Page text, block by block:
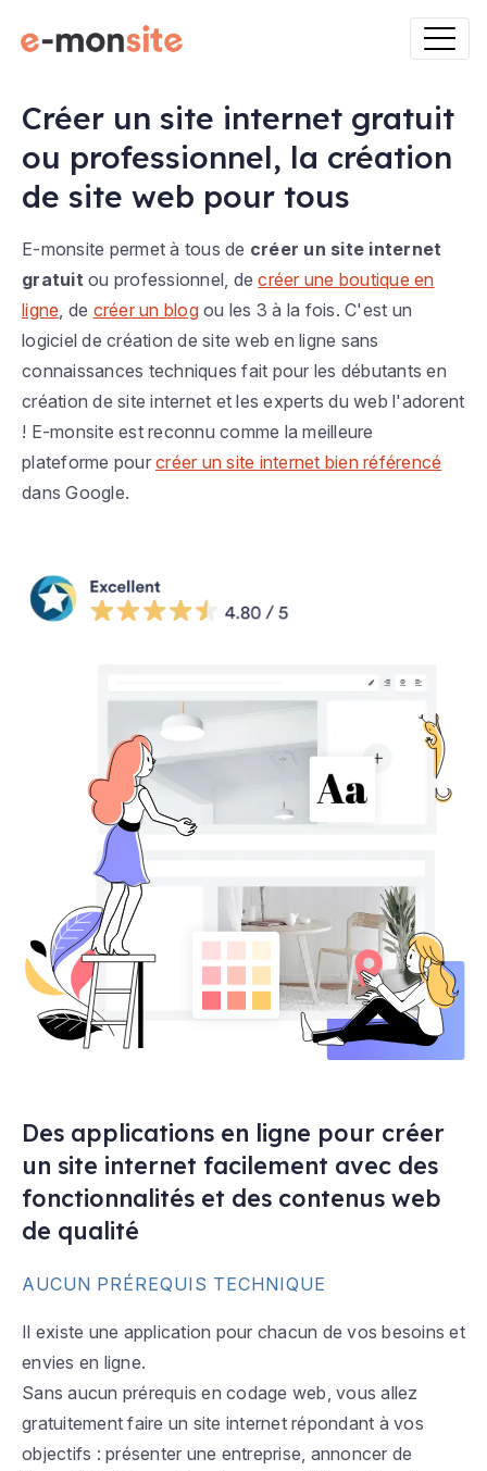
Créer un site internet gratuit
ou professionnel, la création
de site web pour tous
E-monsite permet à tous de créer un site internet
gratuit ou professionnel, decréer une boutique en
ligne , de créer un blogou les 3 à la fois. C'est un
logiciel de création de site web en ligne sans
connaissances techniques fait pour les débutants en
création de site internet et les experts du web l'adorent
! E-monsite est reconnu comme la meilleure
plateforme pour créer un site internet bien référencé
dans Google.
Des applications en ligne pour créer
un site internet facilement avec des
fonctionnalités et des contenus web
de qualité
AUCUN PRÉREQUIS TECHNIQUE
Il existe une application pour chacun de vos besoins et
envies en ligne.
Sans aucun prérequis en codage web, vous allez
gratuitement faire un site internet répondant à vos
objectifs : présenter une entreprise, annoncer de